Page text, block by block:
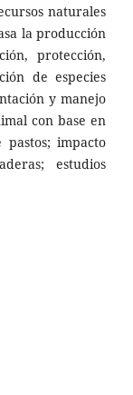
naturales
la producción
protección,
de especies
y manejo
con base en
impacto
estudios